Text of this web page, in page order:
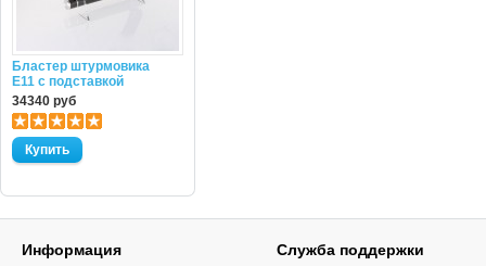
Бластер штурмовика
E11 с подставкой
34340 руб
Информация Служба поддержки